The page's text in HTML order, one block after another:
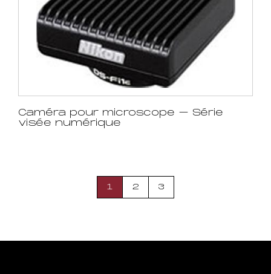
Caméra pour microscope – Série
visée numérique
1 2 3